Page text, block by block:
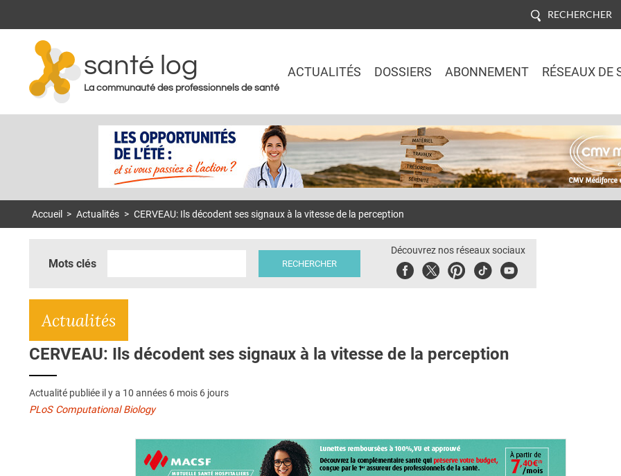
RECHERCHER
santé log
La communauté des professionnels de santé
ACTUALITÉS DOSSIERS ABONNEMENT RÉSEAUX DE
Accueil > Actualités > CERVEAU: Ils décodent ses signaux à la vitesse de la perception
Mots clés
Découvrez nos réseaux sociaux
FacebookTwitterPinterest
TiktokYoubute
Actualités
CERVEAU: Ils décodent ses signaux à la vitesse de la perception
Actualité publiée il y a 10 années 6 mois 6 jours
PLoS Computational Biology